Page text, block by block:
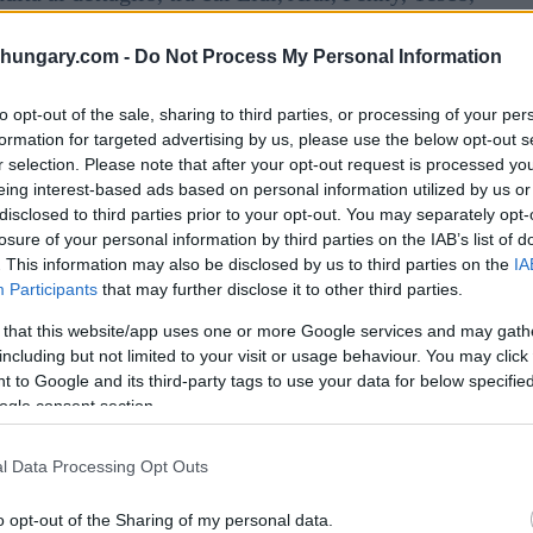
- Do Not Process My Personal Information
opt-out of the sale, sharing to third parties, or processing of your
for targeted advertising by us, please use the below opt-out
selection. Please note that after your opt-out request is processed
interest-based ads based on personal information utilized by us
to third parties prior to your opt-out. You may separately
of your personal information by third parties on the IAB’s list of
This information may also be disclosed by us to third parties on the
Participants that may further disclose it to other third parties.
that this website/app uses one or more Google services and may
but not limited to your visit or usage behaviour. You may
to Google and its third-party tags to use your data for below
consent section.
Data Processing Opt Outs
opt-out of the Sharing of my personal data.
la Domenica di Pasqua (5 aprile) e il Lunedì di
quando gli ipermercati, i centri commerciali e la
di apertura del sabato. I negozi indipendenti più
acquisti in anticipo,
riferisce Telex
la Pasqua?
ancora diverse alternative. I minimarket delle
tra cui le unità Spar presso le stazioni OMV e
bevande e prodotti di prima necessità.
alcune filiali selezionate di CBA, Coop e
rimanere aperti durante le vacanze. Tuttavia,
cui si consiglia di controllare i localizzatori di